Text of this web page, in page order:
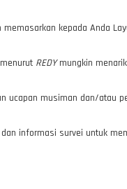
kepada Anda
REDYmungkin
ucapan musiman dan/atau
informasi survei untuk